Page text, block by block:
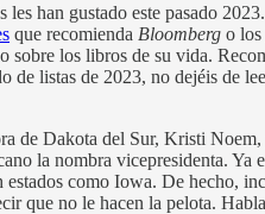
han gustado este pasado
que recomienda Bloomberg o los
sobre los libros de su vida.
de listas de 2023, no dejéis de
de Dakota del Sur, Kristi
la nombra vicepresidenta. Ya
como Iowa. De
que no le hacen la pelota.